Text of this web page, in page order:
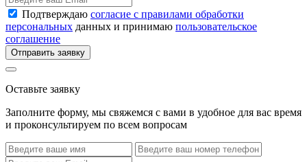
Подтверждаю согласие с правилами обработки
персональных данных и принимаю пользовательское
соглашение
Отправить заявку
Оставьте заявку
Заполните форму, мы свяжемся с вами в удобное для вас время
и проконсультируем по всем вопросам